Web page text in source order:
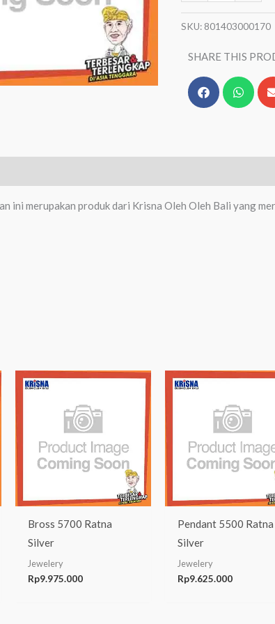
SKU: 801403000170
SHARE THIS
ini merupakan produk dari Krisna Oleh Oleh Bali yang
Bross 5700 Ratna
Silver
Jewelery
Rp9.975.000
Pendant 5500 Ratna
Silver
Jewelery
Rp9.625.000